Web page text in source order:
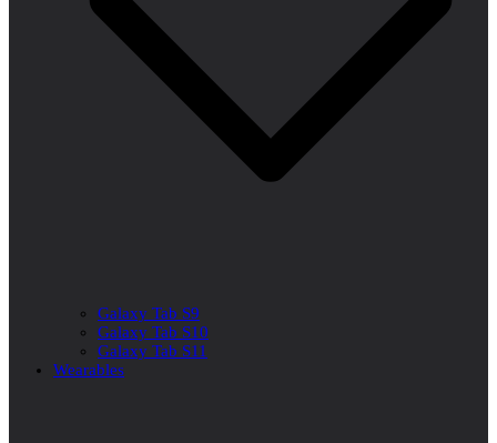
Galaxy Tab S9
Galaxy Tab S10
Galaxy Tab S11
Wearables